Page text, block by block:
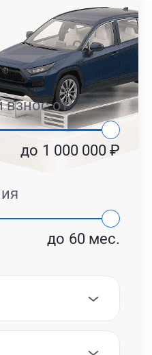
взнос от
до 1 000 000 ₽
до 60 мес.